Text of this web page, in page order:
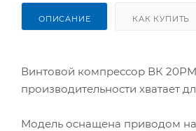
ОПИСАНИЕ КАК КУПИТЬ
Винтовой компрессор ВК
производительности хватает
Модель оснащена приводом на